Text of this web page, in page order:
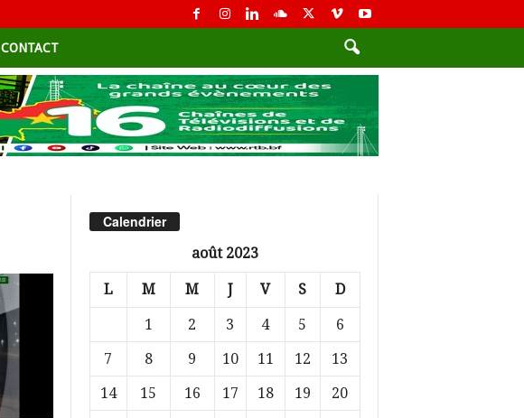
CONTACT
Calendrier
août 2023
L M M J V S D
1 2 3 4 5
6
7
8 9 10 11 12
13
14
15 16 17 18 19
20